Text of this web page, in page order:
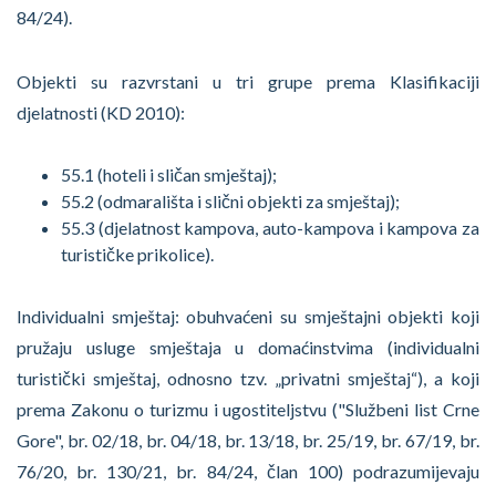
84/24).
Objekti su razvrstani u tri grupe prema Klasifikaciji
djelatnosti (KD 2010):
55.1 (hoteli i sličan smještaj);
55.2 (odmarališta i slični objekti za smještaj);
55.3 (djelatnost kampova, auto-kampova i kampova za
turističke prikolice).
Individualni smještaj: obuhvaćeni su smještajni objekti koji
pružaju usluge smještaja u domaćinstvima (individualni
turistički smještaj, odnosno tzv. „privatni smještaj“), a koji
prema Zakonu o turizmu i ugostiteljstvu ("Službeni list Crne
Gore", br. 02/18, br. 04/18, br. 13/18, br. 25/19, br. 67/19, br.
76/20, br. 130/21, br. 84/24, član 100) podrazumijevaju